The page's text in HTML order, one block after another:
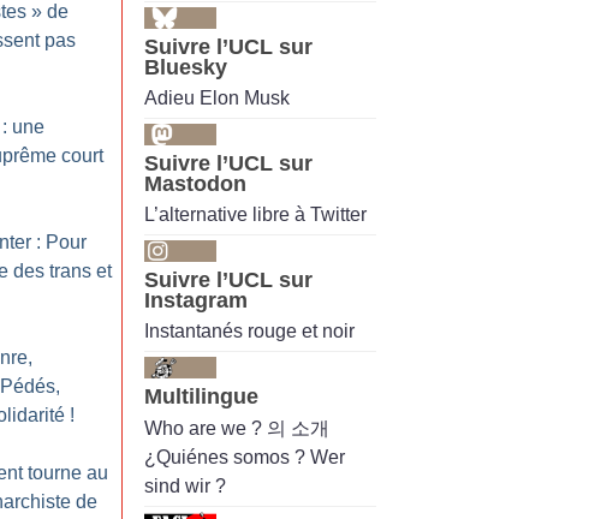
» de
pas
une
court
: Pour
des trans et
!
tourne au
de
Suivre l’UCL sur
Bluesky
Adieu Elon Musk
Suivre l’UCL sur
Mastodon
L’alternative libre à Twitter
Suivre l’UCL sur
Instagram
Instantanés rouge et noir
Multilingue
Who are we ? 의 소개
¿Quiénes somos ? Wer
sind wir ?